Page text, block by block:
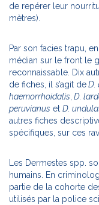
de repérer leur
mètres).
Par son facies trapu,
médian sur le front le
reconnaissable. Dix
de fiches, il s’agit deD.
haemorrhoidalis D.
peruvianus et D.
autres fiches
spécifiques, sur ces
Les Dermestes spp.
humains. En
partie de la cohorte
utilisés par la police